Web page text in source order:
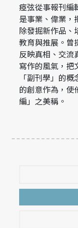
瘂弦從事報刊編
是事業、偉業，
除發掘新作品、
教育與推展。曾
反映真相、交流
寫作的風氣，把
「副刊學」的
的創意作為，使
編」之美稱。